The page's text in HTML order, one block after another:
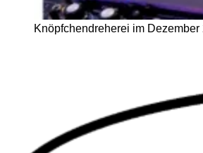
Knöpfchendreherei im Dezember